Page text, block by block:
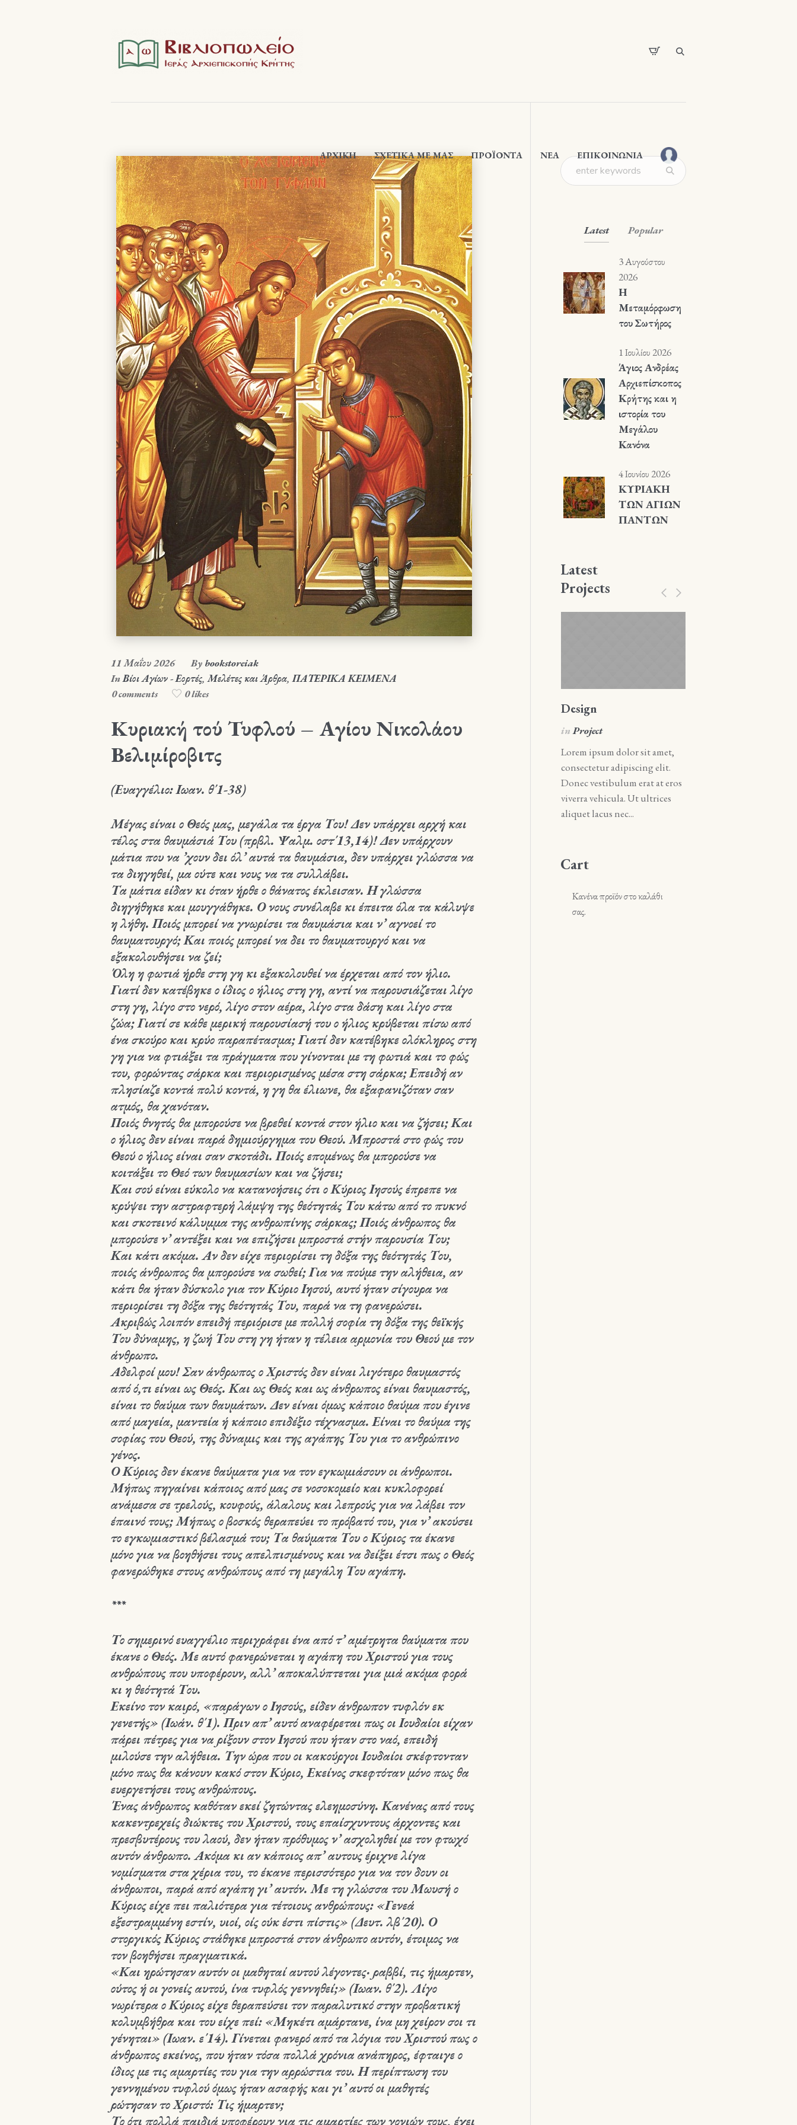
ΑΡΧΙΚΉ ΣΧΕΤΙΚΆ ΜΕ ΜΑΣ ΠΡΟΪΟΝΤΑ ΝΕΑ ΕΠΙΚΟΙΝΩΝΙΑ
11 Μαΐου 2026 By bookstoreiak
InΒίοι Αγίων - Εορτές,Μελέτες και Άρθρα,ΠΑΤΕΡΙΚΑ ΚΕΙΜΕΝΑ
0 comments 0 likes
Κυριακή τού Τυφλού – Αγίου Νικολάου
Βελιμίροβιτς
(Ευαγγέλιο: Ιωαν. θ΄1-38)
Μέγας είναι ο Θεός μας, μεγάλα τα έργα Του! Δεν υπάρχει αρχή και
τέλος στα θαυμάσιά Του (πρβλ. Ψαλμ. οστ΄13,14)! Δεν υπάρχουν
μάτια που να ’χουν δει όλ’ αυτά τα θαυμάσια, δεν υπάρχει γλώσσα να
ταδιηγηθεί, μα ούτε και νους να τα συλλάβει.
Τα μάτια είδαν κι όταν ήρθε ο θάνατος έκλεισαν. Η γλώσσα
διηγήθηκε και μουγγάθηκε. Ο νους συνέλαβε κι έπειτα όλα τα κάλυψε
η λήθη. Ποιός μπορεί να γνωρίσει τα θαυμάσια και ν’ αγνοεί το
θαυματουργό; Και ποιός μπορεί να δει το θαυματουργό και να
εξακολουθήσει να ζεί;
Όλη η φωτιά ήρθε στη γη κι εξακολουθεί να έρχεται από τον ήλιο.
Γιατί δεν κατέβηκε ο ίδιος ο ήλιος στη γη, αντί να παρουσιάζεται λίγο
στη γη, λίγο στο νερό, λίγο στον αέρα, λίγο στα δάση και λίγο στα
ζώα; Γιατί σε κάθε μερική παρουσίασή του ο ήλιος κρύβεται πίσω από
ένα σκούρο και κρύο παραπέτασμα; Γιατί δεν κατέβηκε ολόκληρος στη
γη για να φτιάξει τα πράγματα που γίνονται με τη φωτιά και το φώς
του, φορώντας σάρκα και περιορισμένος μέσα στη σάρκα; Επειδή αν
πλησίαζε κοντά πολύ κοντά, η γη θα έλιωνε, θα εξαφανιζόταν σαν
ατμός, θα χανόταν.
Ποιός θνητός θα μπορούσε να βρεθεί κοντά στον ήλιο και να ζήσει; Και
ο ήλιος δεν είναι παρά δημιούργημα του Θεού. Μπροστά στο φώς του
Θεού ο ήλιος είναι σαν σκοτάδι. Ποιός επομένως θα μπορούσε να
κοιτάξει το Θεό των θαυμασίων και να ζήσει;
Και σού είναι εύκολο να κατανοήσεις ότι ο Κύριος Ιησούς έπρεπε να
κρύψει την αστραφτερή λάμψη της θεότητάς Του κάτω από το πυκνό
και σκοτεινό κάλυμμα της ανθρωπίνης σάρκας; Ποιός άνθρωπος θα
μπορούσε ν’ αντέξει και να επιζήσει μπροστά στήν παρουσία Του;
Και κάτι ακόμα. Αν δεν είχε περιορίσει τη δόξα της θεότητάς Του,
ποιός άνθρωπος θα μπορούσε να σωθεί; Για να πούμε την αλήθεια, αν
κάτι θα ήταν δύσκολο για τον Κύριο Ιησού, αυτό ήταν σίγουρα να
περιορίσει τη δόξα της θεότητάς Του, παρά να τη φανερώσει.
Ακριβώς λοιπόν επειδή περιόρισε με πολλή σοφία τη δόξα της θεϊκής
Του δύναμης, η ζωή Του στη γη ήταν η τέλεια αρμονία του Θεού με τον
άνθρωπο.
Αδελφοί μου! Σαν άνθρωπος ο Χριστός δεν είναι λιγότερο θαυμαστός
από ό,τι είναι ως Θεός. Και ως Θεός και ως άνθρωπος είναι θαυμαστός,
είναι το θαύμα των θαυμάτων. Δεν είναι όμως κάποιο θαύμα που έγινε
από μαγεία, μαντεία ή κάποιο επιδέξιο τέχνασμα. Είναι το θαύμα της
σοφίας του Θεού, της δύναμις και της αγάπης Του για το ανθρώπινο
γένος.
Ο Κύριος δεν έκανε θαύματα για να τον εγκωμιάσουν οι άνθρωποι.
Μήπως πηγαίνει κάποιος από μας σε νοσοκομείο και κυκλοφορεί
ανάμεσα σε τρελούς, κουφούς, άλαλους και λεπρούς για να λάβει τον
έπαινό τους; Μήπως ο βοσκός θεραπεύει το πρόβατό του, για ν’ ακούσει
το εγκωμιαστικό βέλασμά του; Τα θαύματα Του ο Κύριος τα έκανε
μόνο για να βοηθήσει τους απελπισμένους και να δείξει έτσι πως ο Θεός
φανερώθηκε στους ανθρώπους από τη μεγάλη Του αγάπη.
***
Το σημερινό ευαγγέλιο περιγράφει ένα από τ’ αμέτρητα θαύματα που
έκανε ο Θεός. Με αυτό φανερώνεται η αγάπη του Χριστού για τους
ανθρώπους που υποφέρουν, αλλ’ αποκαλύπτεται για μιά ακόμα φορά
κι η θεότητά Του.
Εκείνο τον καιρό, «παράγων ο Ιησούς, είδεν άνθρωπον τυφλόν εκ
γενετής» (Ιωάν. θ΄1). Πριν απ’ αυτό αναφέρεται πως οι Ιουδαίοι είχαν
πάρει πέτρες για να ρίξουν στον Ιησού που ήταν στο ναό, επειδή
μιλούσε την αλήθεια. Την ώρα που οι κακούργοι Ιουδαίοι σκέφτονταν
μόνο πως θα κάνουν κακό στον Κύριο, Εκείνος σκεφτόταν μόνο πως θα
ευεργετήσει τους ανθρώπους.
Ένας άνθρωπος καθόταν εκεί ζητώντας ελεημοσύνη. Κανένας από τους
κακεντρεχείς διώκτες του Χριστού, τους επαίσχυντους άρχοντες και
πρεσβυτέρους του λαού, δεν ήταν πρόθυμος ν’ ασχοληθεί με τον φτωχό
αυτόν άνθρωπο. Ακόμα κι αν κάποιος απ’ αυτους έριχνε λίγα
νομίσματα στα χέρια του, το έκανε περισσότερο για να τον δουν οι
άνθρωποι, παρά από αγάπη γι’ αυτόν. Με τη γλώσσα του Μωυσή ο
Κύριος είχε πει παλιότερα για τέτοιους ανθρώπους: «Γενεά
εξεστραμμένη εστίν, υιοί, οίς ούκ έστι πίστις» (Δευτ. λβ΄20). Ο
στοργικός Κύριος στάθηκε μπροστά στον άνθρωπο αυτόν, έτοιμος να
τον βοηθήσει πραγματικά.
«Και ηρώτησαν αυτόν οι μαθηταί αυτού λέγοντες· ραββί, τις ήμαρτεν,
ούτος ή οι γονείς αυτού, ίνα τυφλός γεννηθεί;» (Ιωαν. θ΄2). Λίγο
νωρίτερα ο Κύριος είχε θεραπεύσει τον παραλυτικό στην προβατική
κολυμβήθρα και του είχε πεί: «Μηκέτι αμάρτανε, ίνα μη χείρον σοι τι
γένηται» (Ιωαν. ε΄14). Γίνεται φανερό από τα λόγια του Χριστού πως ο
άνθρωπος εκείνος, που ήταν τόσα πολλά χρόνια ανάπηρος, έφταιγε ο
ίδιος με τις αμαρτίες του για την αρρώστια του. Η περίπτωση του
γεννημένου τυφλού όμως ήταν ασαφής και γι’ αυτό οι μαθητές
ρώτησαν το Χριστό: Τις ήμαρτεν;
Το ότι πολλά παιδιά υποφέρουν για τις αμαρτίες των γονιών τους, έχει
Latest Popular
3 Αυγούστου
2026
Η
Μεταμόρφωση
του Σωτήρος
1 Ιουλίου 2026
Άγιος Ανδρέας
Αρχιεπίσκοπος
Κρήτης και η
ιστορία του
Μεγάλου
Κανόνα
4 Ιουνίου 2026
ΚΥΡΙΑΚΗ
ΤΩΝ ΑΓΙΩΝ
ΠΑΝΤΩΝ
Latest
Projects
Design
inProject
Lorem ipsum dolor sit amet,
consectetur adipiscing elit.
Donec vestibulum erat at eros
viverra vehicula. Ut ultrices
aliquet lacus nec...
Cart
Κανένα προϊόν στο καλάθι
σας.